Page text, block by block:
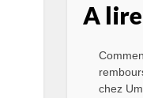
A lire
chez